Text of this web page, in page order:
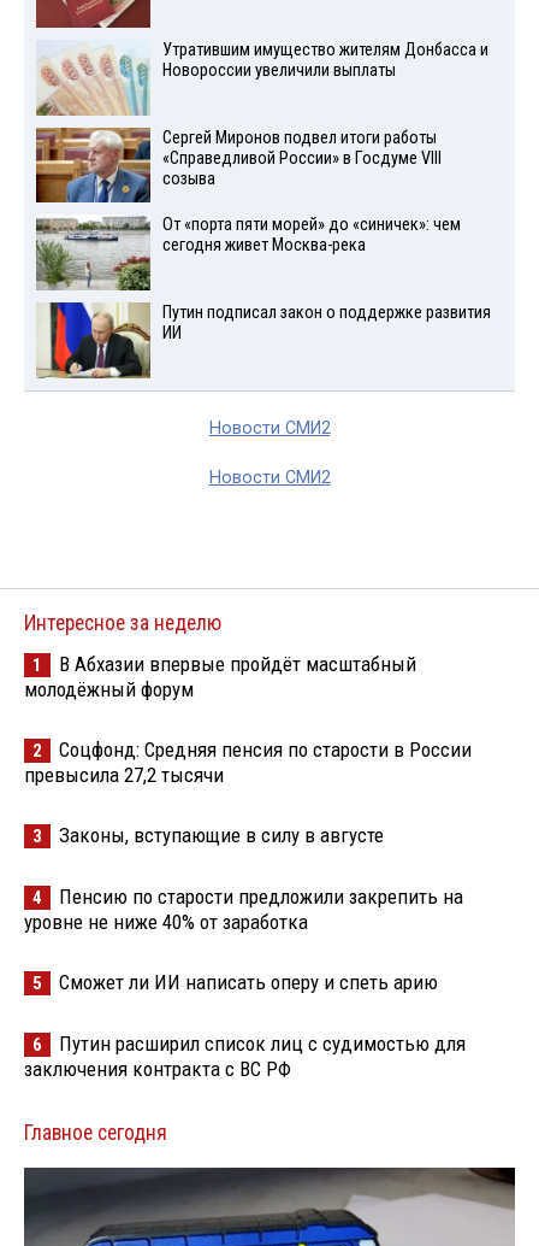
Утратившим имущество жителям Донбасса и
Новороссии увеличили выплаты
Сергей Миронов подвел итоги работы
«Справедливой России» в Госдуме VIII
созыва
От «порта пяти морей» до «синичек»: чем
сегодня живет Москва-река
Путин подписал закон о поддержке развития
ИИ
Новости СМИ2
Новости СМИ2
Интересное за неделю
1
В Абхазии впервые пройдёт масштабный
молодёжный форум
2
Соцфонд: Средняя пенсия по старости в России
превысила 27,2 тысячи
3 Законы, вступающие в силу в августе
4
Пенсию по старости предложили закрепить на
уровне не ниже 40% от заработка
5 Сможет ли ИИ написать оперу и спеть арию
6
Путин расширил список лиц с судимостью для
заключения контракта с ВС РФ
Главное сегодня